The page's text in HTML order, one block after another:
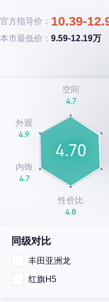
官方指导价： 10.39-
本市最低价： 9.59-12.19万
同级对比
丰田亚洲龙
红旗H5